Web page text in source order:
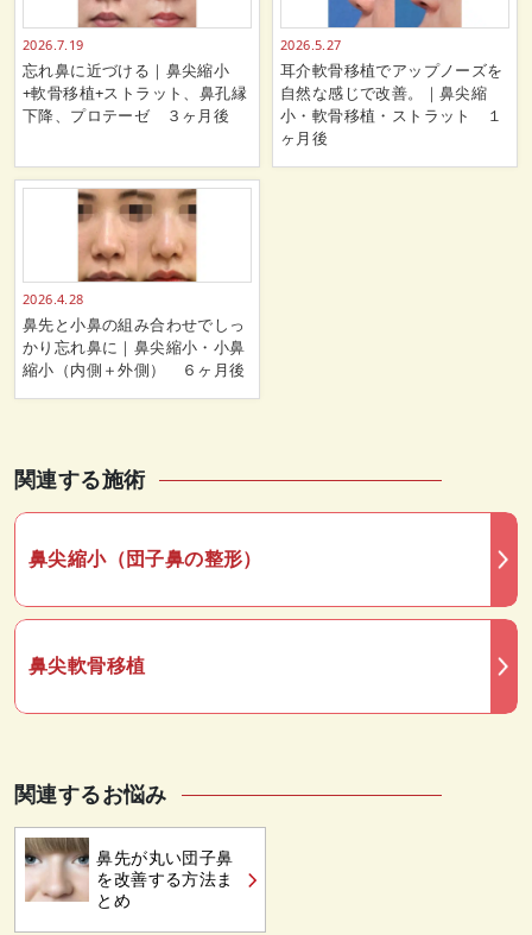
2026.7.19
忘れ鼻に近づける｜鼻尖縮小
+軟骨移植+ストラット、鼻孔縁
下降、プロテーゼ ３ヶ月後
2026.5.27
耳介軟骨移植でアップノーズを
自然な感じで改善。｜鼻尖縮
小・軟骨移植・ストラット １
ヶ月後
2026.4.28
鼻先と小鼻の組み合わせでしっ
かり忘れ鼻に｜鼻尖縮小・小鼻
縮小（内側＋外側） ６ヶ月後
関連する施術
鼻尖縮小（団子鼻の整形）
鼻尖軟骨移植
関連するお悩み
鼻先が丸い団子鼻
を改善する方法ま
とめ